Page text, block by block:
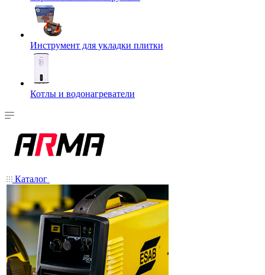
Инструмент для укладки плитки
Котлы и водонагреватели
Каталог